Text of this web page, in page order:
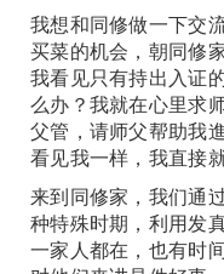
我想和同修做一下交
买菜的机会，朝同修
我看见只有持出入证
么办？我就在心里求
父管，请师父帮助我
看见我一样，我直接
来到同修家，我们通
种特殊时期，利用发
一家人都在，也有时